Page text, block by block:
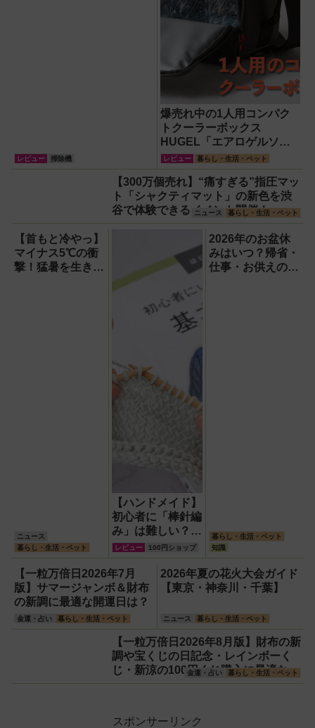
レビュー 掃除機
爆売れ中の1人用コンパク
トクーラーボックス
HUGEL「エアロゲルソフ
トクーラー4L」【アイリス
オーヤマ】！宇宙服の技術
で保冷力も異次元だった
レビュー 暮らし・生活・ペット
【300万個売れ】“痛すぎる”指圧マッ
ト「シャクティマット」の新色を渋
谷で体験できるイベント開催！
ニュース 暮らし・生活・ペット
【首もと冷やっ】
マイナス5℃の衝
撃！猛暑を生き抜
ニュース
暮らし・生活・ペット
【ハンドメイド】
初心者に「棒針編
み」は難しい？
『初心者にいちば
んわかりやすい!!
基本の棒針編み』
を参考に20年ぶ
りに挑んでみまし
た！
レビュー 100円ショップ
2026年のお盆休
みはいつ？帰省・
仕事・お供えの基
暮らし・生活・ペット
知識
【一粒万倍日2026年7月
版】サマージャンボ＆財布
の新調に最適な開運日は？
金運・占い 暮らし・生活・ペット
2026年夏の花火大会ガイド
【東京・神奈川・千葉】
ニュース 暮らし・生活・ペット
【一粒万倍日2026年8月版】財布の新
調や宝くじの日記念・レインボーく
じ・新涼の100円くじ購入に最適な開
運日は？
金運・占い 暮らし・生活・ペット
スポンサーリンク